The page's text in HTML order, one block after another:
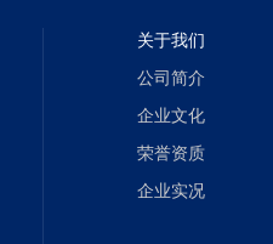
关于我们
公司简介
企业文化
荣誉资质
企业实况